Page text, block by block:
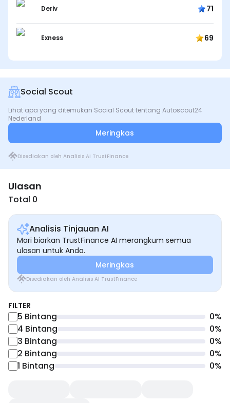
Deriv 71
Exness 69
Social Scout
Lihat apa yang ditemukan Social Scout tentang Autoscout24
Nederland
Meringkas
Disediakan oleh Analisis AI TrustFinance
Ulasan
Total 0
Analisis Tinjauan AI
Mari biarkan TrustFinance AI merangkum semua
ulasan untuk Anda.
Meringkas
Disediakan oleh Analisis AI TrustFinance
FILTER
5 Bintang 0%
4 Bintang 0%
3 Bintang 0%
2 Bintang 0%
1 Bintang 0%